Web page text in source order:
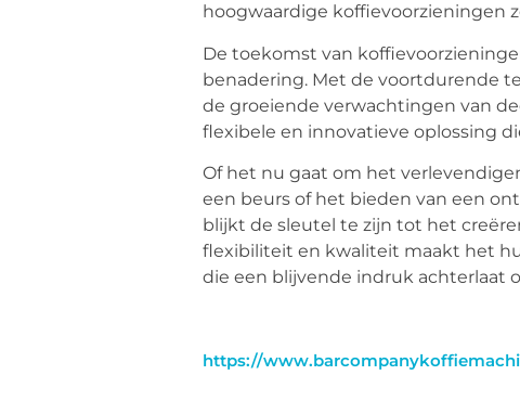
hoogwaardige koffievoorzieningen
De toekomst van
benadering. Met de voortdurende
de groeiende verwachtingen van
flexibele en innovatieve oplossing
Of het nu gaat om het
een beurs of het bieden van een
blijkt de sleutel te zijn tot het
flexibiliteit en kwaliteit maakt het
die een blijvende indruk achterlaat
https://